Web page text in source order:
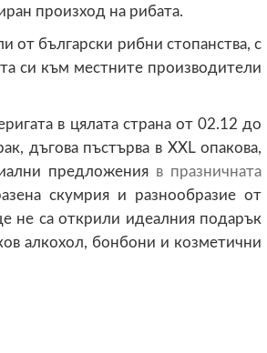
произход на рибата.
от български рибни стопанства, с
си към местните производители
в цялата страна от 02.12 до
дъгова пъстърва в XXL опакова,
предложения в празничната
скумрия и разнообразие от
не са открили идеалния подарък
алкохол, бонбони и козметични